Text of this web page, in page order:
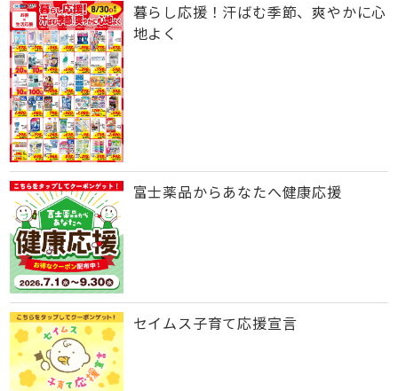
暮らし応援！汗ばむ季節、爽やかに心
地よく
富士薬品からあなたへ健康応援
セイムス子育て応援宣言